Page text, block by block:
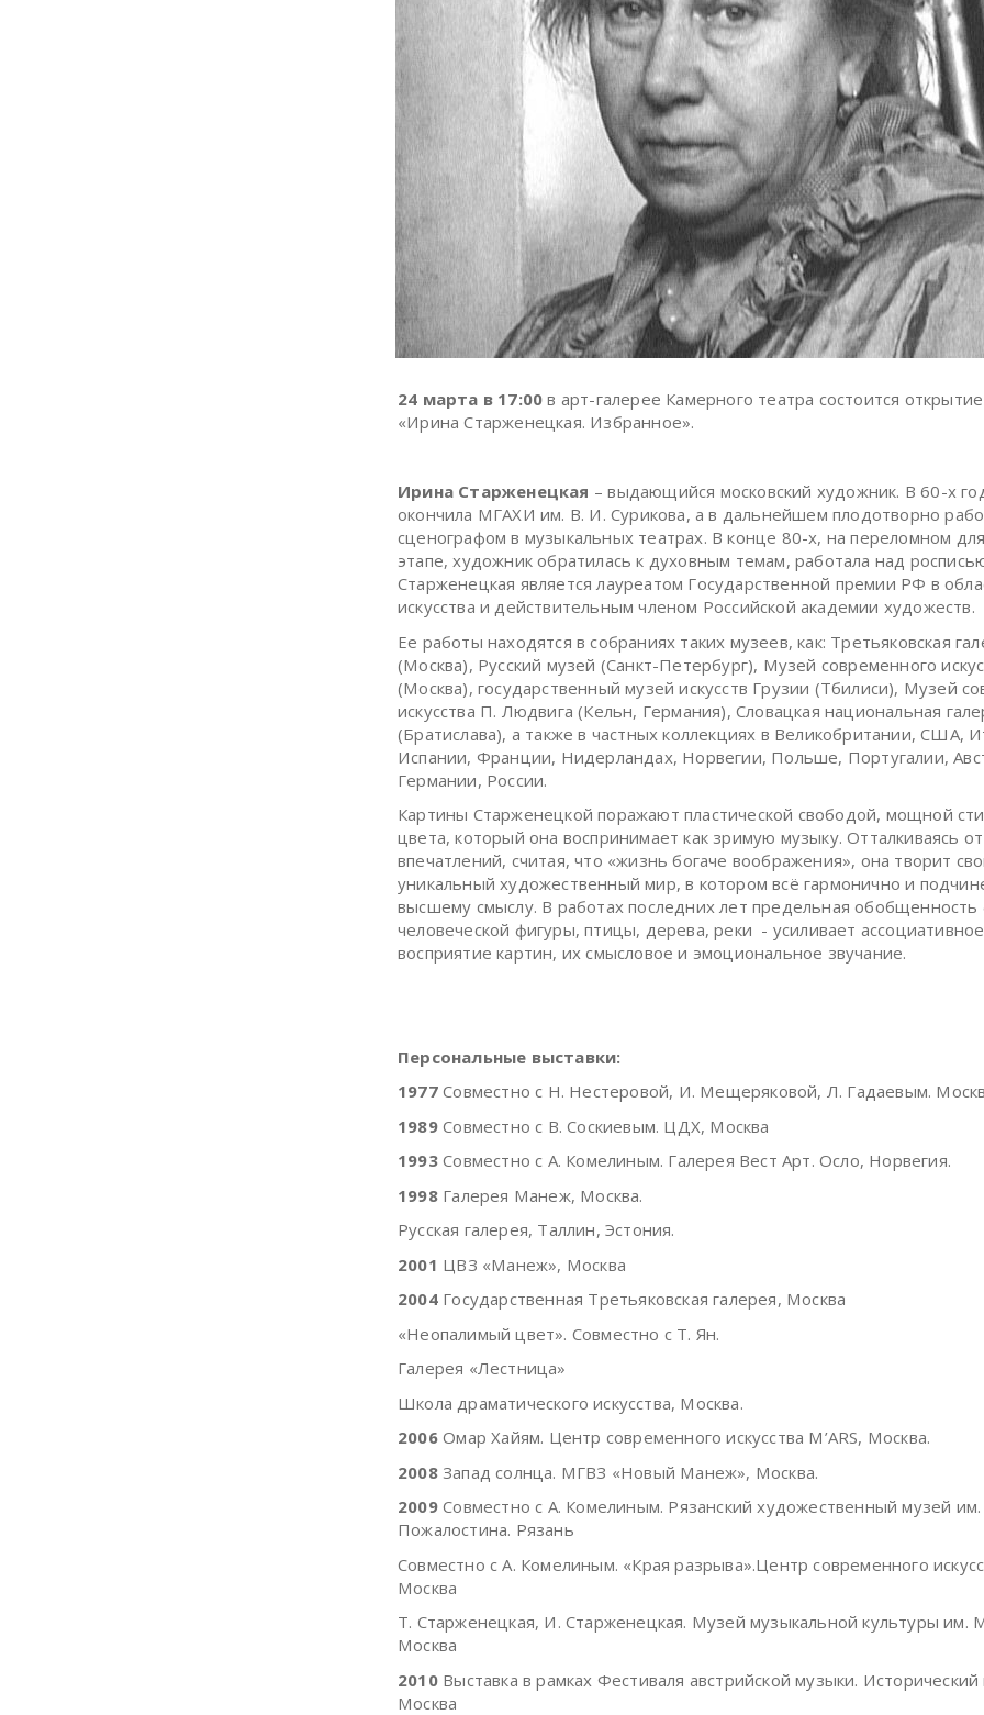
24 марта в 17:00 в арт-галерее Камерного театра состоится
«Ирина Старженецкая. Избранное».
Ирина Старженецкая – выдающийся московский художник. В 60-х
окончила МГАХИ им. В. И. Сурикова, а в дальнейшем плодотворно
сценографом в музыкальных театрах. В конце 80-х, на переломном
этапе, художник обратилась к духовным темам, работала над
Старженецкая является лауреатом Государственной премии РФ в
искусства и действительным членом Российской академии художеств.
Ее работы находятся в собраниях таких музеев, как: Третьяковская
(Москва), Русский музей (Санкт-Петербург), Музей современного
(Москва), государственный музей искусств Грузии (Тбилиси), Музей
искусства П. Людвига (Кельн, Германия), Словацкая национальная
(Братислава), а также в частных коллекциях в Великобритании, США,
Испании, Франции, Нидерландах, Норвегии, Польше, Португалии,
Германии, России.
Картины Старженецкой поражают пластической свободой, мощной
цвета, который она воспринимает как зримую музыку. Отталкиваясь
впечатлений, считая, что «жизнь богаче воображения», она творит
уникальный художественный мир, в котором всё гармонично и
высшему смыслу. В работах последних лет предельная
человеческой фигуры, птицы, дерева, реки - усиливает ассоциативное
восприятие картин, их смысловое и эмоциональное звучание.
Персональные выставки:
1977Совместно с Н. Нестеровой, И. Мещеряковой, Л. Гадаевым.
1989Совместно с В. Соскиевым. ЦДХ, Москва
1993Совместно с А. Комелиным. Галерея Вест Арт. Осло, Норвегия.
1998Галерея Манеж, Москва.
Русская галерея, Таллин, Эстония.
2001 ЦВЗ «Манеж», Москва
2004Государственная Третьяковская галерея, Москва
«Неопалимый цвет». Совместно с Т. Ян.
Галерея «Лестница»
Школа драматического искусства, Москва.
2006Омар Хайям. Центр современного искусства M’ARS, Москва.
2008 Запад солнца. МГВЗ «Новый Манеж», Москва.
2009Совместно с А. Комелиным. Рязанский художественный музей
Пожалостина. Рязань
Совместно с А. Комелиным. «Края разрыва».Центр современного
Москва
Т. Старженецкая, И. Старженецкая. Музей музыкальной культуры им.
Москва
2010Выставка в рамках Фестиваля австрийской музыки. Исторический
Москва